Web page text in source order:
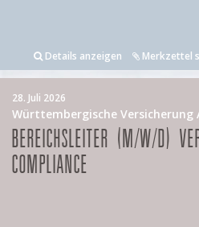
Details anzeigen Merkzettel
28. Juli 2026
Württembergische Versicherung
BEREICHSLEITER (M/W/D)
COMPLIANCE